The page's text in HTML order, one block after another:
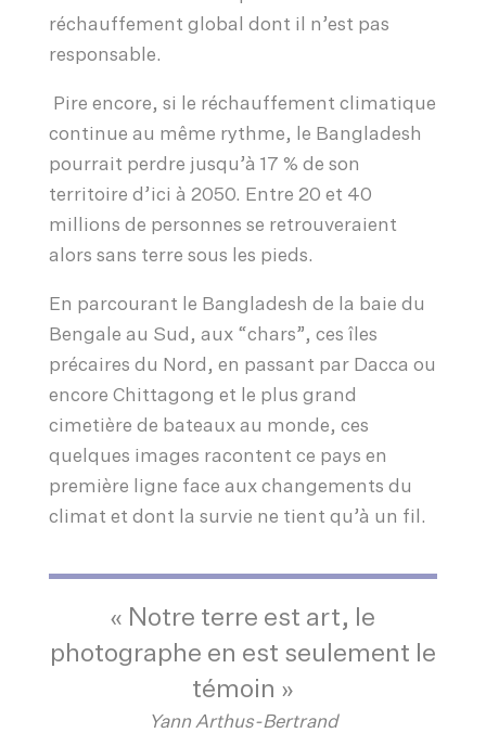
réchauffement global dont il n’est pas
responsable.
Pire encore, si le réchauffement climatique
continue au même rythme, le Bangladesh
pourrait perdre jusqu’à 17 % de son
territoire d’ici à 2050. Entre 20 et 40
millions de personnes se retrouveraient
alors sans terre sous les pieds.
En parcourant le Bangladesh de la baie du
Bengale au Sud, aux “chars”, ces îles
précaires du Nord, en passant par Dacca ou
encore Chittagong et le plus grand
cimetière de bateaux au monde, ces
quelques images racontent ce pays en
première ligne face aux changements du
climat et dont la survie ne tient qu’à un fil.
« Notre terre est art, le
photographe en est seulement le
témoin »
Yann Arthus-Bertrand